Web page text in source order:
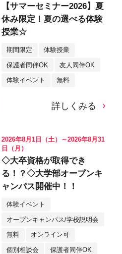
【サマーセミナー2026】夏
休み限定！夏の選べる体験
授業☆
期間限定 体験授業
保護者同伴OK 友人同伴OK
体験イベント 無料
詳しくみる
2026年8月1日（土）～2026年8月31
日（月）
◇大卒資格が取得でき
る！？◇大学部オープンキ
ャンパス開催中！！
体験イベント
オープンキャンパス/学校説明会
無料 オンライン可
個別相談会 保護者同伴OK